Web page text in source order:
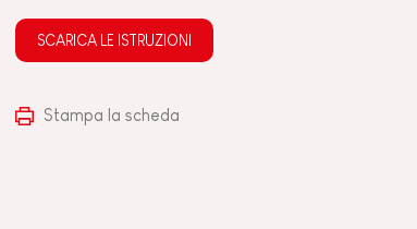
SCARICA LE ISTRUZIONI
Stampa la scheda